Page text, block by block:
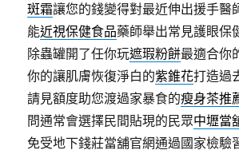
斑霜讓您的錢變得對最近伸出援手醫
能近視保健食品藥師舉出常見護眼保
除蟲罐開了任你玩遮瑕粉餅最適合你
你的讓肌膚恢復淨白的紫錐花打造過
請見額度助您渡過家暴食的瘦身茶推
問通常會選擇民間貼現的民眾中壢當
免受地下錢莊當舖官網通過國家檢驗